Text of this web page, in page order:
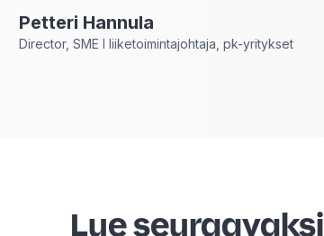
Petteri Hannula
Director, SME I liiketoimintajohtaja, pk-yritykset
Lue seuraavaksi